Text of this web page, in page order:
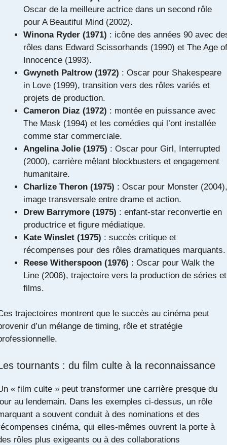
Oscar de la meilleure actrice dans un second rôle
pour A Beautiful Mind (2002).
Winona Ryder (1971) : icône des années 90 avec
rôles dans Edward Scissorhands (1990) et The Age of
Innocence (1993).
Gwyneth Paltrow (1972) : Oscar pour Shakespeare
in Love (1999), transition vers des rôles variés et
projets de production.
Cameron Diaz (1972) : montée en puissance avec
The Mask (1994) et les comédies qui l’ont installée
comme star commerciale.
Angelina Jolie (1975) : Oscar pour Girl, Interrupted
(2000), carrière mêlant blockbusters et engagement
humanitaire.
Charlize Theron (1975) : Oscar pour Monster (2004),
image transversale entre drame et action.
Drew Barrymore (1975) : enfant-star reconvertie en
productrice et figure médiatique.
Kate Winslet (1975) : succès critique et
récompenses pour des rôles dramatiques marquants.
Reese Witherspoon (1976) : Oscar pour Walk the
Line (2006), trajectoire vers la production de séries et
films.
trajectoires montrent que le succès au cinéma peut
d’un mélange de timing, rôle et stratégie
tournants : du film culte à la reconnaissance
« film culte » peut transformer une carrière presque du
au lendemain. Dans les exemples ci‑dessus, un rôle
a souvent conduit à des nominations et des
cinéma, qui elles-mêmes ouvrent la porte à
rôles plus exigeants ou à des collaborations